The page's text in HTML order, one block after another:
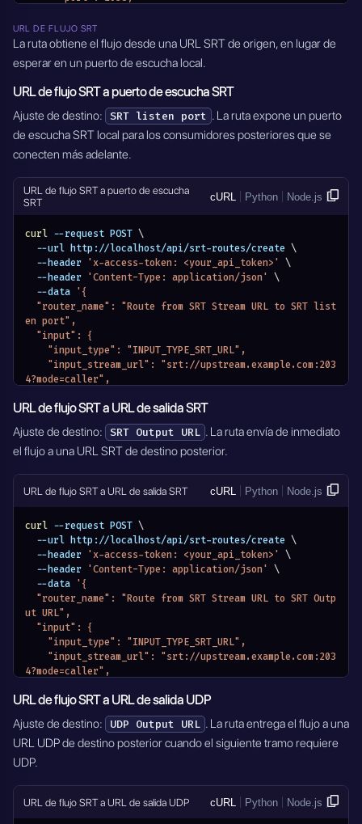
      "sndbuf": 12288000,
      "rcvbuf": 12288000,
      "inputbw": 750000,
      "groupconnect": "yes",
      "conntimeo": 3000
    },
    "module_name": "MODULE_SRT_ROUTERS"
  },
  "active": true
}'
    },
    "input_settings": {
      "host": "0.0.0.0",
      "latency": 500,
      "rcvlatency": 200,
      "fc": 25600,
      "rcvbuf": 12288000,
      "inputbw": 750000,
      "oheadbw": 25
    },
  },
  "output": {
    "output_type": "OUTPUT_TYPE_UDP_URL",
    "output_stream_url": "udp://destination.example.co
m:5000",
    "module_name": "MODULE_SRT_ROUTERS"
  },
  "active": true
URL DE FLUJO SRT
La ruta obtiene el flujo desde una URL SRT de origen, en lugar de
esperar en un puerto de escucha local.
URL de flujo SRT a puerto de escucha SRT
Ajuste de destino: SRT listen port . La ruta expone un puerto
de escucha SRT local para los consumidores posteriores que se
conecten más adelante.
URL de flujo SRT a puerto de escucha
SRT
cURL Python Node.js
curl --request POST \
  --url http://localhost/api/srt-routes/create
\
  --header
'x-access-token: <your_api_token>'
\
  --header
'Content-Type: application/json'
\
  --data
'{
en port",
  "input": {
    "input_type": "INPUT_TYPE_SRT_URL",
4?mode=caller",
      "rcvbuf": 48234496
    "module_name": "MODULE_SRT_ROUTERS"
  },
    "output_stream_listen_port": {
      "port": 3035,
      "transport": "udp"
    },
    "output_settings": {
      "host": "0.0.0.0",
      "mode": "listener",
      "latency": 500,
      "rcvlatency": 200,
      "fc": 25600,
      "sndbuf": 12288000,
      "rcvbuf": 12288000,
      "inputbw": 750000,
      "groupconnect": "yes",
      "groupminstabletimeo": 60,
      "conntimeo": 3000
    },
  "active": true
}'
URL de flujo SRT a URL de salida SRT
Ajuste de destino: SRT Output URL . La ruta envía de inmediato
el flujo a una URL SRT de destino posterior.
URL de flujo SRT a URL de salida SRT cURL Python Node.js
curl --request POST \
  --url http://localhost/api/srt-routes/create
\
  --header
'x-access-token: <your_api_token>'
\
  --header
'Content-Type: application/json'
\
  --data
'{
ut URL",
  "input": {
    "input_type": "INPUT_TYPE_SRT_URL",
4?mode=caller",
      "rcvbuf": 48234496
    "module_name": "MODULE_SRT_ROUTERS"
  },
    "output_stream_url": "srt://destination.example.co
m:1935",
    "output_settings": {
URL de flujo SRT a URL de salida UDP
Ajuste de destino: UDP Output URL . La ruta entrega el flujo a una
URL UDP de destino posterior cuando el siguiente tramo requiere
UDP.
URL de flujo SRT a URL de salida UDP cURL Python Node.js